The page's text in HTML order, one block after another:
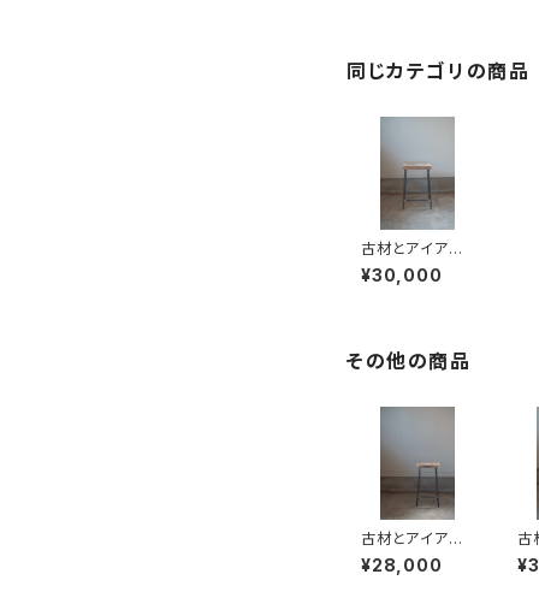
同じカテゴリの商品
古材とアイアン
のスツール Ⅿ
¥30,000
その他の商品
古材とアイアン
のスツール S
¥28,000
古
の